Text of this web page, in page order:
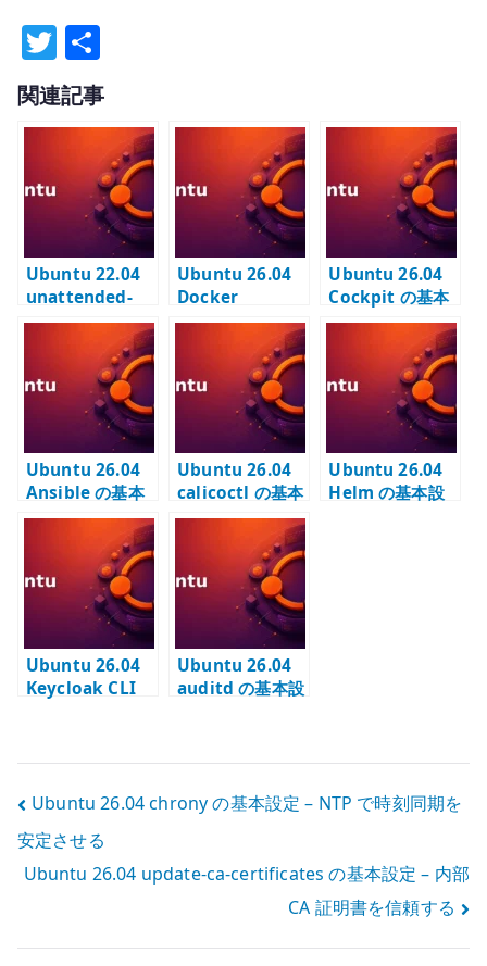
T
w
it
r
有
関連記事
Ubuntu 22.04
unattended-
upgrades – セ
キュリティ更新
の自動適用を設
計する
Ubuntu 26.04
Docker
Registry の基本
設定 – 内部コン
テナレジストリ
を用意する
Ubuntu 26.04
Cockpit の基本
設定 – Web UI
の管理入口を安
全に使う
Ubuntu 26.04
Ansible の基本
設定 – 構成管理
を実行する環境
Ubuntu 26.04
calicoctl の基本
設定 – Calico を
確認する管理
CLI を配置する
Ubuntu 26.04
Helm の基本設
Ubuntu 26.04
Keycloak CLI
う管理ツールを
Ubuntu 26.04
auditd の基本設
を作る
投
稿
ナ
ビ
Ubuntu 26.04 chrony の基本設定 – NTP で時刻同期を
安定させる
Ubuntu 26.04 update-ca-certificates の基本設定 – 内部
CA 証明書を信頼する